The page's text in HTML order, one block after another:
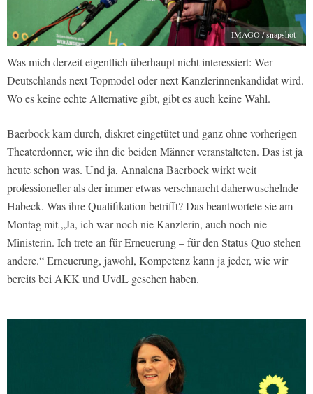
IMAGO / snapshot
Was mich derzeit eigentlich überhaupt nicht interessiert: Wer
Deutschlands next Topmodel oder next Kanzlerinnenkandidat wird.
Wo es keine echte Alternative gibt, gibt es auch keine Wahl.
Baerbock kam durch, diskret eingetütet und ganz ohne vorherigen
Theaterdonner, wie ihn die beiden Männer veranstalteten. Das ist ja
heute schon was. Und ja, Annalena Baerbock wirkt weit
professioneller als der immer etwas verschnarcht daherwuschelnde
Habeck. Was ihre Qualifikation betrifft? Das beantwortete sie am
Montag mit „Ja, ich war noch nie Kanzlerin, auch noch nie
Ministerin. Ich trete an für Erneuerung – für den Status Quo stehen
andere.“ Erneuerung, jawohl, Kompetenz kann ja jeder, wie wir
bereits bei AKK und UvdL gesehen haben.